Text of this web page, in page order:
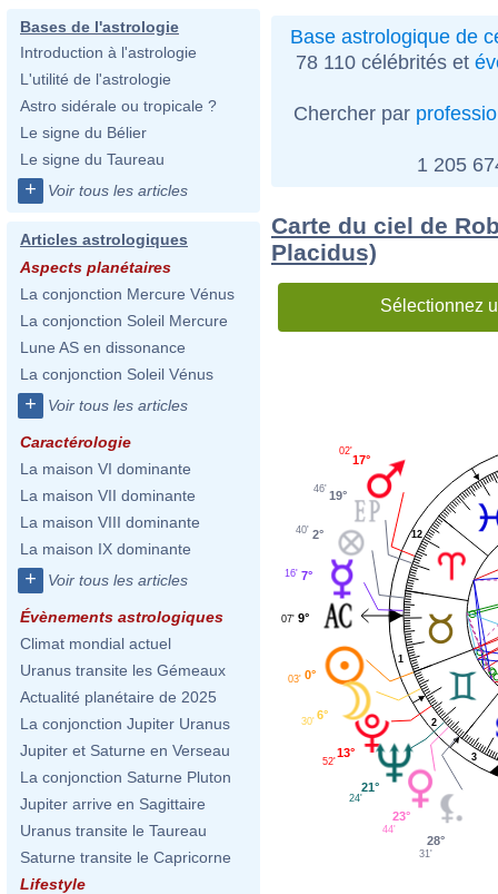
Bases de l'astrologie
Introduction à l'astrologie
L'utilité de l'astrologie
Astro sidérale ou tropicale ?
Le signe du Bélier
Le signe du Taureau
+ Voir tous les articles
Articles astrologiques
Aspects planétaires
La conjonction Mercure Vénus
La conjonction Soleil Mercure
Lune AS en dissonance
La conjonction Soleil Vénus
+ Voir tous les articles
Caractérologie
La maison VI dominante
La maison VII dominante
La maison VIII dominante
La maison IX dominante
+ Voir tous les articles
Évènements astrologiques
Climat mondial actuel
Uranus transite les Gémeaux
Actualité planétaire de 2025
La conjonction Jupiter Uranus
Jupiter et Saturne en Verseau
La conjonction Saturne Pluton
Jupiter arrive en Sagittaire
Uranus transite le Taureau
Saturne transite le Capricorne
Lifestyle
Base astrologique de
78 110 célébrités et
Chercher par
1 205
Carte du ciel de
Placidus)
Sélectionnez
1
2
3
12
17°
02'
19°
46'
2°
40'
7°
16'
9°
07'
0°
03'
6°
30'
13°
52'
21°
24'
23°
44'
28°
31'